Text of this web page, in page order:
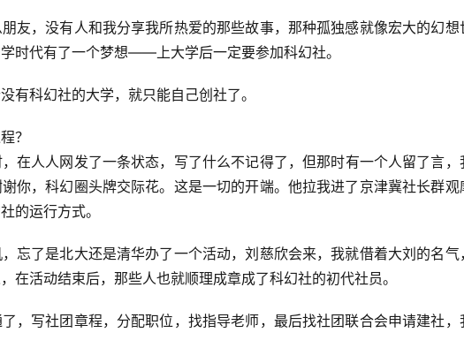
友，没有人和我分享我所热爱的那些故事，那种孤独感就像宏大的幻
时代有了一个梦想——上大学后一定要参加科幻社。
有科幻社的大学，就只能自己创社了。
？
在人人网发了一条状态，写了什么不记得了，但那时有一个人留了言，
你，科幻圈头牌交际花。这是一切的开端。他拉我进了京津冀社长群
的运行方式。
忘了是北大还是清华办了一个活动，刘慈欣会来，我就借着大刘的名气
在活动结束后，那些人也就顺理成章成了科幻社的初代社员。
，写社团章程，分配职位，找指导老师，最后找社团联合会申请建社